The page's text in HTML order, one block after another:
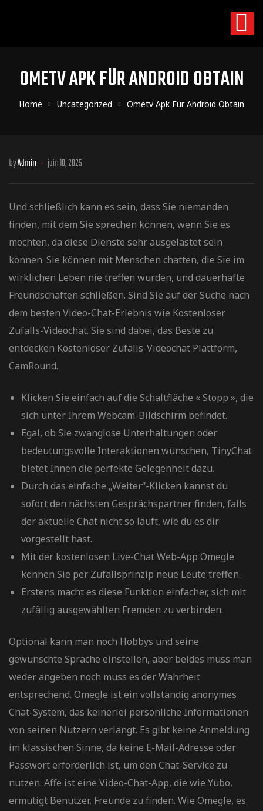
OMETV APK FÜR ANDROID OBTAIN
Home Uncategorized Ometv Apk Für Android Obtain
byAdmin juin 10, 2025
Und schließlich kann es sein, dass Sie niemanden
finden, mit dem Sie sprechen können, wenn Sie es
möchten, da diese Dienste sehr ausgelastet sein
können. Sie können mit Menschen chatten, die Sie im
wirklichen Leben nie treffen würden, und dauerhafte
Freundschaften schließen. Sind Sie auf der Suche nach
dem besten Video-Chat-Erlebnis wie Kostenloser
Zufalls-Videochat. Sie sind dabei, das Beste zu
entdecken Kostenloser Zufalls-Videochat Plattform,
CamRound.
Klicken Sie einfach auf die Schaltfläche « Stopp », die
sich unter Ihrem Webcam-Bildschirm befindet.
Egal, ob Sie zwanglose Unterhaltungen oder
bedeutungsvolle Interaktionen wünschen, TinyChat
bietet Ihnen die perfekte Gelegenheit dazu.
Durch das einfache „Weiter“-Klicken kannst du
sofort den nächsten Gesprächspartner finden, falls
der aktuelle Chat nicht so läuft, wie du es dir
vorgestellt hast.
Mit der kostenlosen Live-Chat Web-App Omegle
können Sie per Zufallsprinzip neue Leute treffen.
Erstens macht es diese Funktion einfacher, sich mit
zufällig ausgewählten Fremden zu verbinden.
Optional kann man noch Hobbys und seine
gewünschte Sprache einstellen, aber beides muss man
weder angeben noch muss es der Wahrheit
entsprechend. Omegle ist ein vollständig anonymes
Chat-System, das keinerlei persönliche Informationen
von seinen Nutzern verlangt. Es gibt keine Anmeldung
im klassischen Sinne, da keine E-Mail-Adresse oder
Passwort erforderlich ist, um den Chat-Service zu
nutzen. Affe ist eine Video-Chat-App, die wie Yubo,
ermutigt Benutzer, Freunde zu finden. Wie Omegle, es